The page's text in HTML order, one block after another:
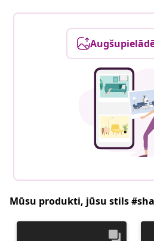
Mūsu produkti, jūsu stils